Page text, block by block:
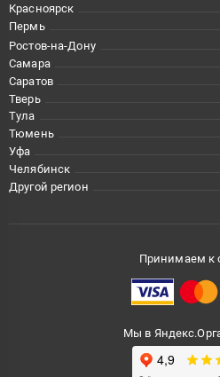
Красноярск
Пермь
Ростов-на-Дону
Самара
Саратов
Тверь
Тула
Тюмень
Уфа
Челябинск
Другой регион
Принимаем к
Мы в